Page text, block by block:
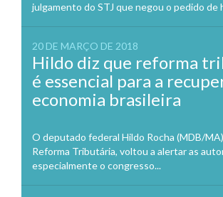
julgamento do STJ que negou o pedido de
20 DE MARÇO DE 2018
Hildo diz que reforma
é essencial para a
economia brasileira
O deputado federal Hildo Rocha (MDB/
Reforma Tributária, voltou a alertar as
especialmente o congresso...